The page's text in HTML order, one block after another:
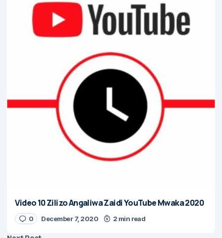
Video 10 Zilizo Angaliwa Zaidi YouTube Mwaka 2020
0 December 7, 2020 2 min read